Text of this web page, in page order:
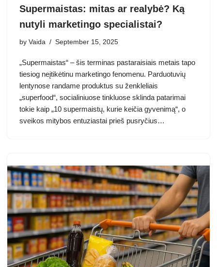
Supermaistas: mitas ar realybė? Ką
nutyli marketingo specialistai?
by Vaida September 15, 2025
„Supermaistas“ – šis terminas pastaraisiais metais tapo
tiesiog neįtikėtinu marketingo fenomenu. Parduotuvių
lentynose randame produktus su ženkleliais
„superfood“, socialiniuose tinkluose sklinda patarimai
tokie kaip „10 supermaistų, kurie keičia gyvenimą“, o
sveikos mitybos entuziastai prieš pusryčius…